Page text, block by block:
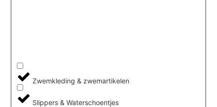
Zwemkleding & zwemartikelen
Slippers & Waterschoentjes